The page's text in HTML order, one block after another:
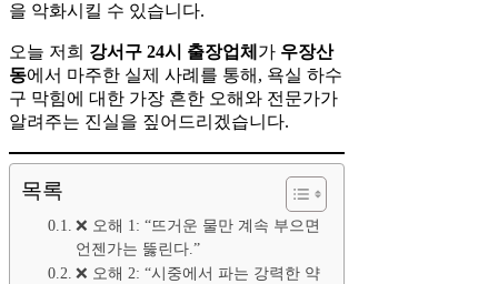
을 악화시킬 수 있습니다.
오늘 저희 강서구 24시 출장업체 가 우장산
동에서 마주한 실제 사례를 통해, 욕실 하수
구 막힘에 대한 가장 흔한 오해와 전문가가
알려주는 진실을 짚어드리겠습니다.
목록
❌ 오해 1: “뜨거운 물만 계속 부으면
언젠가는 뚫린다.”
❌ 오해 2: “시중에서 파는 강력한 약